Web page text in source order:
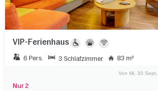
VIP-Ferienhaus
6 Pers. 3 Schlafzimmer 83 m²
Nur 2
Von Mi. 30